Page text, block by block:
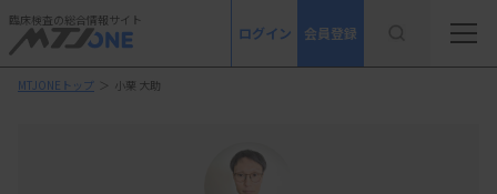
臨床検査の総合情報サイト
ログイン 会員登録
MTJONEトップ ＞ 小栗 大助